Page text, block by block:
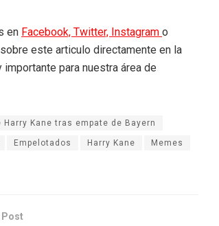
en Facebook, Twitter, Instagram o
este articulo directamente en la
para nuestra área de
Kane tras empate de Bayern
Empelotados Harry Kane Memes
Post